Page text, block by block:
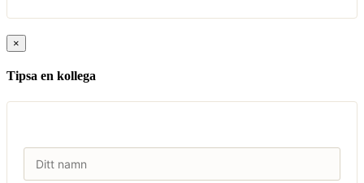
×
Tipsa en kollega